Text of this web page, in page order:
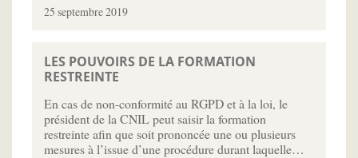
25 septembre 2019
LES POUVOIRS DE LA FORMATION
RESTREINTE
En cas de non-conformité au RGPD et à la loi, le
président de la CNIL peut saisir la formation
restreinte afin que soit prononcée une ou plusieurs
mesures à l’issue d’une procédure durant laquelle…